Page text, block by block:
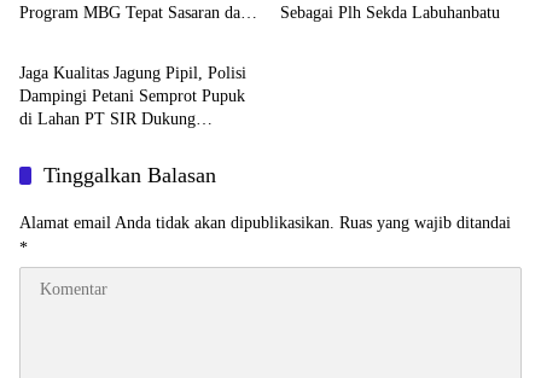
Program MBG Tepat Sasaran dan
Sebagai Plh Sekda Labuhanbatu
Berita
Jaga Kualitas Jagung Pipil, Polisi
Dampingi Petani Semprot Pupuk
di Lahan PT SIR Dukung
Tinggalkan Balasan
Alamat email Anda tidak akan dipublikasikan. Ruas yang wajib ditandai
*